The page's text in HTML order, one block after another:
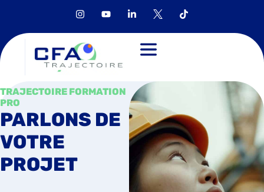
TRAJECTOIRE FORMATION
PRO
PARLONS DE
VOTRE
PROJET